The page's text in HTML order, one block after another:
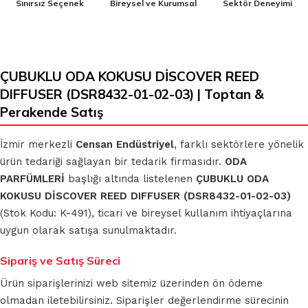
Sınırsız Seçenek Bireysel ve Kurumsal Sektör Deneyimi
ÇUBUKLU ODA KOKUSU DİSCOVER REED
DIFFUSER (DSR8432-01-02-03) | Toptan &
Perakende Satış
İzmir merkezli Censan Endüstriyel, farklı sektörlere yönelik
ürün tedariği sağlayan bir tedarik firmasıdır. ODA
PARFÜMLERİ başlığı altında listelenen ÇUBUKLU ODA
KOKUSU DİSCOVER REED DIFFUSER (DSR8432-01-02-03)
(Stok Kodu: K-491), ticari ve bireysel kullanım ihtiyaçlarına
uygun olarak satışa sunulmaktadır.
Sipariş ve Satış Süreci
Ürün siparişlerinizi web sitemiz üzerinden ön ödeme
olmadan iletebilirsiniz. Siparişler değerlendirme sürecinin